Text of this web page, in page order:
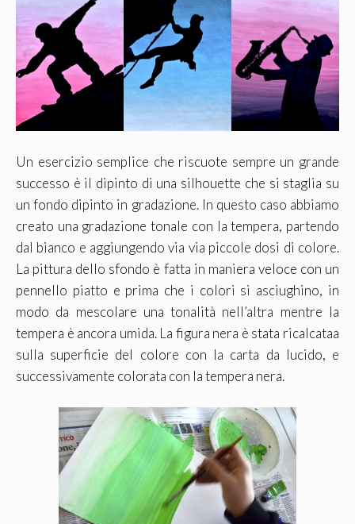
Un esercizio semplice che riscuote sempre un grande
successo è il dipinto di una silhouette che si staglia su
un fondo dipinto in gradazione. In questo caso abbiamo
creato una gradazione tonale con la tempera, partendo
dal bianco e aggiungendo via via piccole dosi di colore.
La pittura dello sfondo è fatta in maniera veloce con un
pennello piatto e prima che i colori si asciughino, in
modo da mescolare una tonalità nell’altra mentre la
tempera è ancora umida. La figura nera è stata ricalcataa
sulla superficie del colore con la carta da lucido, e
successivamente colorata con la tempera nera.